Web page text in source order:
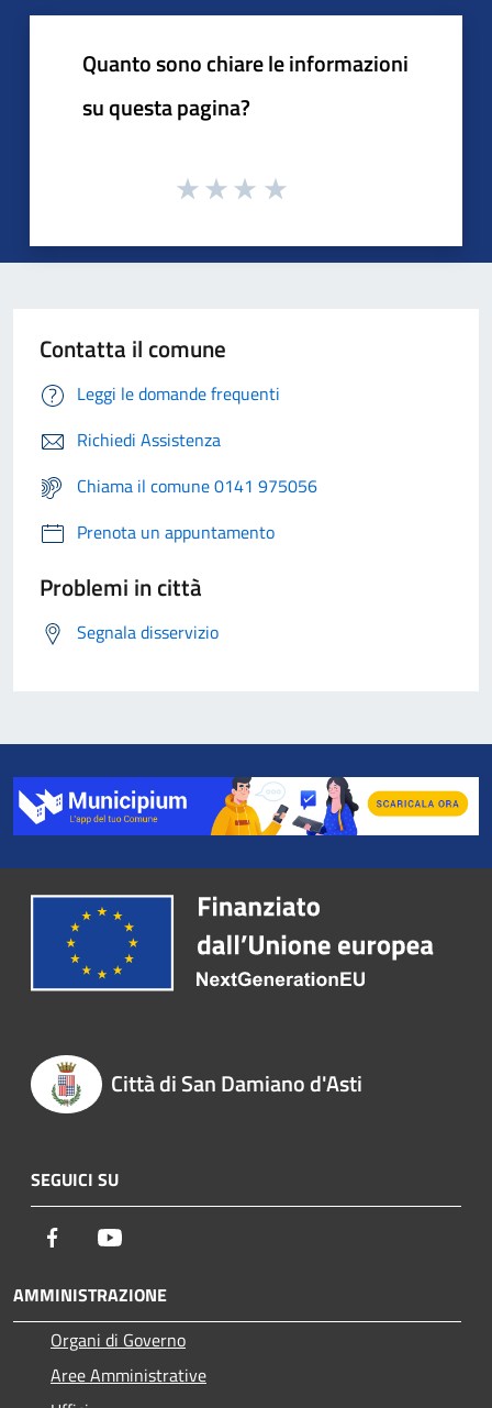
Quanto sono chiare le informazioni
su questa pagina?
Contatta il comune
Leggi le domande frequenti
Richiedi Assistenza
Chiama il comune 0141 975056
Prenota un appuntamento
Problemi in città
Segnala disservizio
Città di San Damiano d'Asti
SEGUICI SU
Facebook
AMMINISTRAZIONE
Organi di Governo
Aree Amministrative